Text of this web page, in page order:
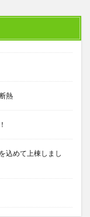
熱
込めて上棟しまし